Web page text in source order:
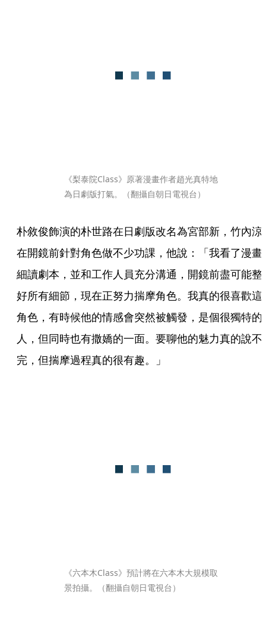
《梨泰院Class》原著漫畫作者趙光真特地
為日劇版打氣。（翻攝自朝日電視台）
朴敘俊飾演的朴世路在日劇版改名為宮部新，竹內涼
在開鏡前針對角色做不少功課，他說：「我看了漫畫
細讀劇本，並和工作人員充分溝通，開鏡前盡可能整
好所有細節，現在正努力揣摩角色。我真的很喜歡這
角色，有時候他的情感會突然被觸發，是個很獨特的
人，但同時也有撒嬌的一面。要聊他的魅力真的說不
完，但揣摩過程真的很有趣。」
《六本木Class》預計將在六本木大規模取
景拍攝。（翻攝自朝日電視台）